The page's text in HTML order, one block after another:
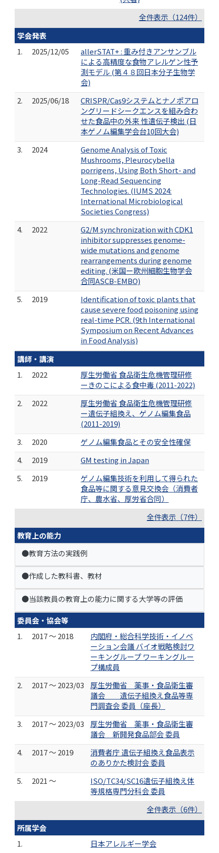
全件表示（124件）
学会発表
1.
2025/12/05
allerSTAT+ : 重み付きアンサンブル
による高精度な食物アレルゲン性予
測モデル (第４８回日本分子生物学
会)
2.
2025/06/18
CRISPR/Cas9システムとナノポアロ
ングリードシークエンスを組み合わ
せた食品中の外来 性遺伝子検出 (日
本ゲノム編集学会台10回大会)
3.
2024
Genome Analysis of Toxic
Mushrooms, Pleurocybella
porrigens, Using Both Short- and
Long-Read Sequencing
Technologies. (IUMS 2024:
International Microbiological
Societies Congress)
4.
2022
G2/M synchronization with CDK1
inhibitor suppresses genome-
wide mutations and genome
rearrangements during genome
editing. (米国ー欧州細胞生物学会
合同ASCB-EMBO)
5.
2019
Identification of toxic plants that
cause severe food poisoning using
real-time PCR. (9th International
Symposium on Recent Advances
in Food Analysis)
講師・講演
1.
2022
厚生労働省 食品衛生危機管理研修
ーきのこによる食中毒 (2011-2022)
2.
2022
厚生労働省 食品衛生危機管理研修
ー遺伝子組換え、ゲノム編集食品
(2011-2019)
3.
2020
ゲノム編集食品とその安全性確保
4.
2019
GM testing in Japan
5.
2019
ゲノム編集技術を利用して得られた
食品等に関する意見交換会（消費者
庁、農水省、厚労省合同）
全件表示（7件）
教育上の能力
●教育方法の実践例
●作成した教科書、教材
●当該教員の教育上の能力に関する大学等の評価
委員会・協会等
1.
2017 ～ 2018
内閣府・総合科学技術・イノベ
ーション会議 バイオ戦略検討ワ
ーキングループ ワーキングルー
プ構成員
2.
2017 ～ 2023/03
厚生労働省 薬事・食品衛生審
議会 遺伝子組換え食品等専
門調査会 委員（座長）
3.
2017 ～ 2023/03
厚生労働省 薬事・食品衛生審
議会 新開発食品部会 委員
4.
2017 ～ 2019
消費者庁 遺伝子組換え食品表示
のありかた検討会 委員
5.
2021 ～
ISO/TC34/SC16遺伝子組換え体
等規格専門分科会 委員
全件表示（6件）
所属学会
1.
日本アレルギー学会